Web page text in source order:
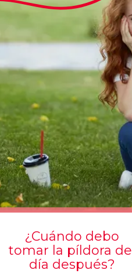
¿Cuándo debo
tomar la píldora del
día después?